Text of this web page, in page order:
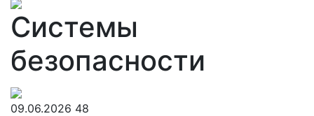
Системы
безопасности
09.06.2026 48